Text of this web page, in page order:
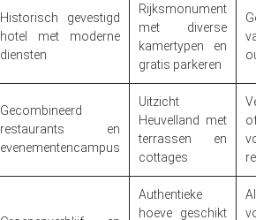
Historisch gevestigd
hotel met moderne
diensten
Rijksmonument
met diverse
kamertypen en
gratis parkeren
Gecombineerd
restaurants en
evenementencampus
Uitzicht
Heuvelland met
terrassen en
cottages
Authentieke
hoeve geschikt